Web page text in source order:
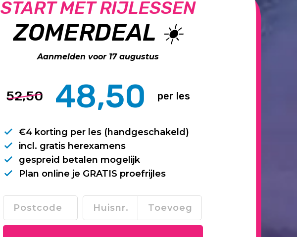
START MET RIJLESSEN
ZOMERDEAL ☀️
Aanmelden voor 17 augustus
52,50 48,50 per les
€4 korting per les (handgeschakeld)
incl. gratis herexamens
gespreid betalen mogelijk
Plan online je GRATIS proefrijles